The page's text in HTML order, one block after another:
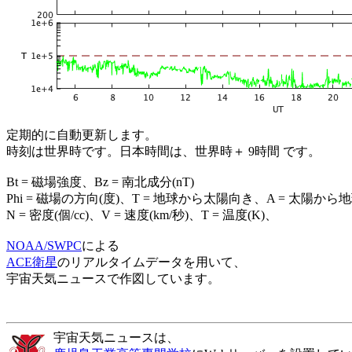
定期的に自動更新します。
時刻は世界時です。日本時間は、世界時＋ 9時間 です。
Bt = 磁場強度、Bz = 南北成分(nT)
Phi = 磁場の方向(度)、T = 地球から太陽向き、A = 太陽から
N = 密度(個/cc)、V = 速度(km/秒)、T = 温度(K)、
NOAA/SWPCによる
ACE衛星のリアルタイムデータを用いて、
宇宙天気ニュースで作図しています。
宇宙天気ニュースは、